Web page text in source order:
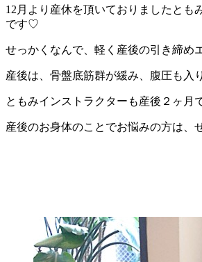
12月より産休を頂いておりましたと
です♡
せっかくなんで、軽く産後の引き締め
産後は、骨盤底筋群が緩み、腹圧も入
ともみインストラクターも産後２ヶ月
産後のお身体のことでお悩みの方は、